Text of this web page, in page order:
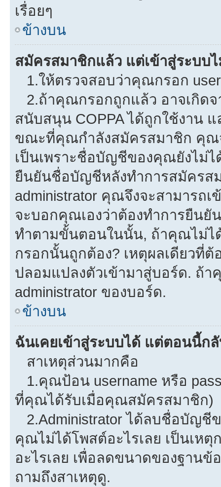
เรื่อยๆ
ข้างบน
สมัครสมาชิกแล้ว แต่เข้าสู่ระบบ
1.ให้ตรวจสอบว่าคุณกรอก
2.ถ้าคุณกรอกถูกแล้ว อาจเกิดจ
สนับสนุน COPPA ได้ถูกใช้งาน
ขณะที่คุณกำลังสมัครสมาชิก คุณ
เป็นเพราะชื่อบัญชีของคุณยังไม่
ยืนยันชื่อบัญชีหลังทำการสมัครส
administrator คุณจึงจะสามารถ
จะบอกคุณเองว่าต้องทำการยืน
ทำตามขั้นตอนในนั้น, ถ้าคุณไม่ไ
กรอกนั้นถูกต้อง? เหตุผลเดียวที่
ปลอมแปลงตัวเข้ามาสู่บอร์ด. ถ้
administrator ของบอร์ด.
ข้างบน
ฉันเคยเข้าสู่ระบบได้ แต่ตอนนี้ก
สาเหตุส่วนมากคือ
1.คุณป้อน username หรือ
ที่คุณได้รับเมื่อคุณสมัครสมาชิก)
2.Administrator ได้ลบชื่อบัญชี
คุณไม่ได้โพสต์อะไรเลย เป็นเห
อะไรเลย เพื่อลดขนาดของฐาน
ถามถึงสาเหตุดู.